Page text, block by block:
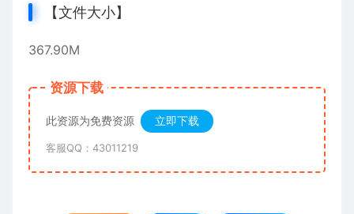
【文件大小】
367.90M
资源下载
此资源为免费资源 立即下载
客服QQ：43011219